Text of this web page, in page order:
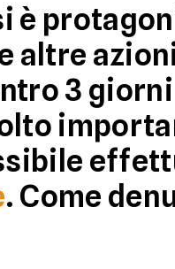
è
altre
3
. Come